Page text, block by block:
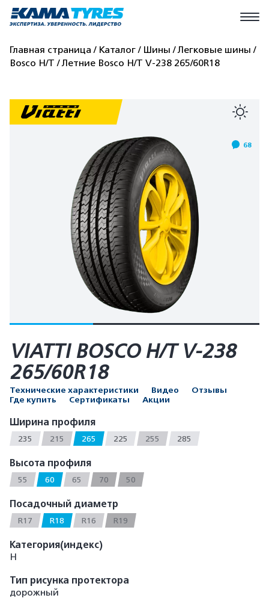
Главная страница Каталог Шины
Легковые шины
Bosco H/T
Летние Bosco H/T V-238 265/60R18
68
VIATTI BOSCO H/T V-238
265/60R18
Технические характеристики Видео
Отзывы
Где купить
Сертификаты Акции
Ширина профиля
235 215 265 225 255 285
Высота профиля
55 60 65 70 50
Посадочный диаметр
R17 R18 R16 R19
Категория(индекс)
H
Тип рисунка протектора
дорожный